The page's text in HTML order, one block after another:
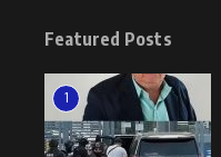
Featured Posts
1